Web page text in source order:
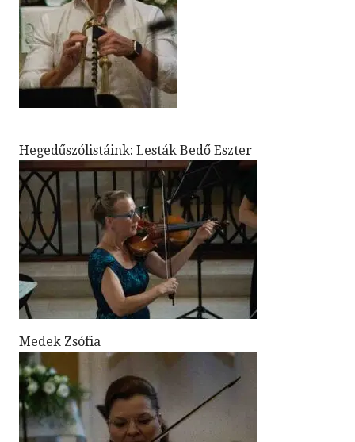
Hegedűszólistáink: Lesták Bedő Eszter
Medek Zsófia